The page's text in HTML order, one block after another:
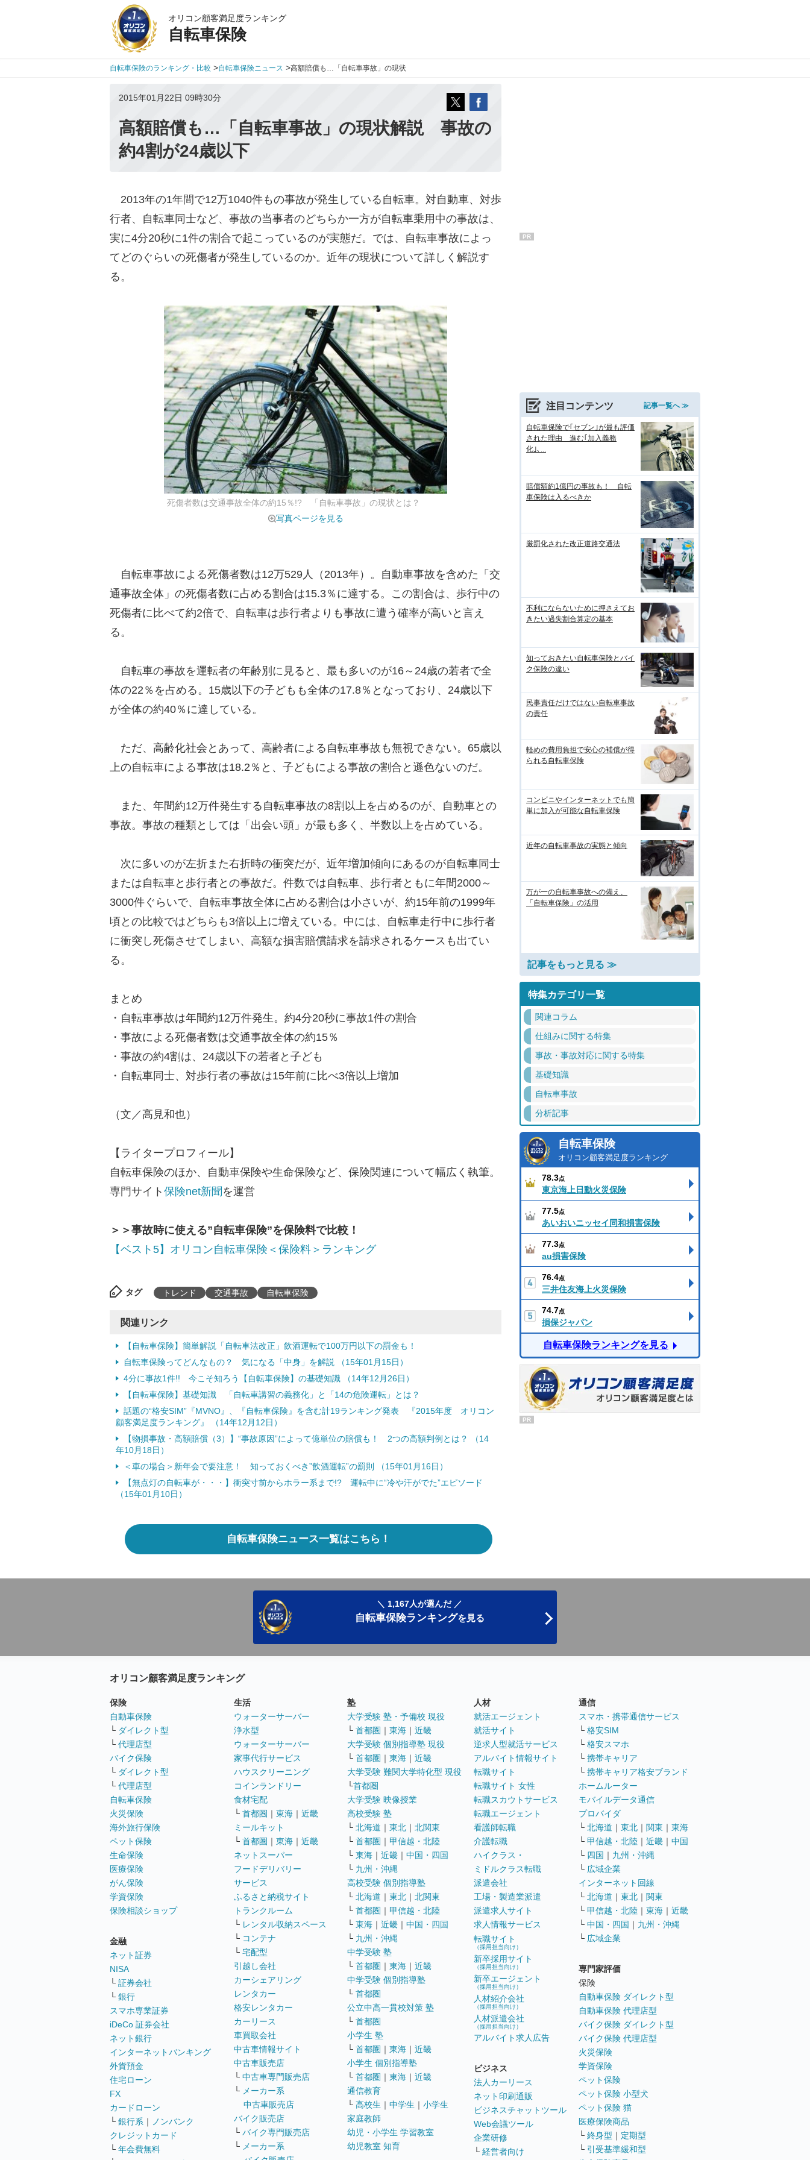
オリコン顧客満足度ランキング
自転車保険
自転車保険のランキング・比較 >自転車保険ニュース >高額賠償も…「自転車事故」の現状
2015年01月22日 09時30分
高額賠償も…「自転車事故」の現状解説 事故の
約4割が24歳以下
2013年の1年間で12万1040件もの事故が発生している自転車。対自動車、対歩
行者、自転車同士など、事故の当事者のどちらか一方が自転車乗用中の事故は、
実に4分20秒に1件の割合で起こっているのが実態だ。では、自転車事故によっ
てどのぐらいの死傷者が発生しているのか。近年の現状について詳しく解説す
る。
死傷者数は交通事故全体の約15％!? 「自転車事故」の現状とは？
写真ページを見る
自転車事故による死傷者数は12万529人（2013年）。自動車事故を含めた「交
通事故全体」の死傷者数に占める割合は15.3％に達する。この割合は、歩行中の
死傷者に比べて約2倍で、自転車は歩行者よりも事故に遭う確率が高いと言え
る。
自転車の事故を運転者の年齢別に見ると、最も多いのが16～24歳の若者で全
体の22％を占める。15歳以下の子どもも全体の17.8％となっており、24歳以下
が全体の約40％に達している。
ただ、高齢化社会とあって、高齢者による自転車事故も無視できない。65歳以
上の自転車による事故は18.2％と、子どもによる事故の割合と遜色ないのだ。
また、年間約12万件発生する自転車事故の8割以上を占めるのが、自動車との
事故。事故の種類としては「出会い頭」が最も多く、半数以上を占めている。
次に多いのが左折また右折時の衝突だが、近年増加傾向にあるのが自転車同士
または自転車と歩行者との事故だ。件数では自転車、歩行者ともに年間2000～
3000件ぐらいで、自転車事故全体に占める割合は小さいが、約15年前の1999年
頃との比較ではどちらも3倍以上に増えている。中には、自転車走行中に歩行者
に衝突し死傷させてしまい、高額な損害賠償請求を請求されるケースも出てい
る。
まとめ
・自転車事故は年間約12万件発生。約4分20秒に事故1件の割合
・事故による死傷者数は交通事故全体の約15％
・事故の約4割は、24歳以下の若者と子ども
・自転車同士、対歩行者の事故は15年前に比べ3倍以上増加
（文／高見和也）
【ライタープロフィール】
自転車保険のほか、自動車保険や生命保険など、保険関連について幅広く執筆。
専門サイト 保険net新聞 を運営
＞＞事故時に使える”自転車保険”を保険料で比較！
【ベスト5】オリコン自転車保険＜保険料＞ランキング
タグ トレンド 交通事故 自転車保険
関連リンク
【自転車保険】簡単解説「自転車法改正」飲酒運転で100万円以下の罰金も！
自転車保険ってどんなもの？ 気になる「中身」を解説 （15年01月15日）
4分に事故1件!! 今こそ知ろう【自転車保険】の基礎知識 （14年12月26日）
【自転車保険】基礎知識 「自転車講習の義務化」と「14の危険運転」とは？
話題の“格安SIM”『MVNO』、『自転車保険』を含む計19ランキング発表 『2015年度 オリコン
顧客満足度ランキング』 （14年12月12日）
【物損事故・高額賠償（3）】“事故原因”によって億単位の賠償も！ 2つの高額判例とは？ （14
年10月18日）
＜車の場合＞新年会で要注意！ 知っておくべき”飲酒運転”の罰則 （15年01月16日）
【無点灯の自転車が・・・】衝突寸前からホラー系まで!? 運転中に“冷や汗がでた”エピソード
（15年01月10日）
自転車保険ニュース一覧はこちら！
PR
注目コンテンツ 記事一覧へ ≫
自転車保険で｢セブン｣が最も評価
された理由 進む｢加入義務
化｣､...
賠償額約1億円の事故も！ 自転
車保険は入るべきか
厳罰化された改正道路交通法
不利にならないために押さえてお
きたい過失割合算定の基本
知っておきたい自転車保険とバイ
ク保険の違い
民事責任だけではない自転車事故
の責任
軽めの費用負担で安心の補償が得
られる自転車保険
コンビニやインターネットでも簡
単に加入が可能な自転車保険
近年の自転車事故の実態と傾向
万が一の自転車事故への備え、
「自転車保険」の活用
記事をもっと見る ≫
特集カテゴリ一覧
関連コラム
仕組みに関する特集
事故・事故対応に関する特集
基礎知識
自転車事故
分析記事
自転車保険
オリコン顧客満足度ランキング
78.3点
東京海上日動火災保険
77.5点
あいおいニッセイ同和損害保険
77.3点
au損害保険
76.4点
三井住友海上火災保険
74.7点
損保ジャパン
自転車保険ランキングを見る
PR
＼ 1,167人が選んだ ／
自転車保険ランキングを見る
オリコン顧客満足度ランキング
保険
自動車保険
└ ダイレクト型
└ 代理店型
バイク保険
└ ダイレクト型
└ 代理店型
自転車保険
火災保険
海外旅行保険
ペット保険
生命保険
医療保険
がん保険
学資保険
保険相談ショップ
金融
ネット証券
NISA
└ 証券会社
└ 銀行
スマホ専業証券
iDeCo 証券会社
ネット銀行
インターネットバンキング
外貨預金
住宅ローン
FX
カードローン
└ 銀行系 ｜
ノンバンク
クレジットカード
└ 年会費無料
生活
ウォーターサーバー
浄水型
ウォーターサーバー
家事代行サービス
ハウスクリーニング
コインランドリー
食材宅配
└ 首都圏 ｜ 東海 ｜ 近畿
ミールキット
└ 首都圏 ｜ 東海 ｜ 近畿
ネットスーパー
フードデリバリー
サービス
ふるさと納税サイト
トランクルーム
└ レンタル収納スペース
└ コンテナ
└ 宅配型
引越し会社
カーシェアリング
レンタカー
格安レンタカー
カーリース
車買取会社
中古車情報サイト
中古車販売店
└ 中古車専門販売店
└ メーカー系
中古車販売店
バイク販売店
└ バイク専門販売店
└ メーカー系
塾
大学受験 塾・予備校 現役
└ 首都圏 ｜ 東海 ｜ 近畿
大学受験 個別指導塾 現役
└ 首都圏 ｜ 東海 ｜ 近畿
大学受験 難関大学特化型 現役
└首都圏
大学受験 映像授業
高校受験 塾
└ 北海道 ｜ 東北 ｜ 北関東
└ 首都圏 ｜ 甲信越・北陸
└ 東海 ｜ 近畿 ｜ 中国・四国
└ 九州・沖縄
高校受験 個別指導塾
└ 北海道 ｜ 東北 ｜ 北関東
└ 首都圏 ｜ 甲信越・北陸
└ 東海 ｜ 近畿 ｜ 中国・四国
└ 九州・沖縄
中学受験 塾
└ 首都圏 ｜ 東海 ｜ 近畿
中学受験 個別指導塾
└ 首都圏
公立中高一貫校対策 塾
└ 首都圏
小学生 塾
└ 首都圏 ｜ 東海 ｜ 近畿
小学生 個別指導塾
└ 首都圏 ｜ 東海 ｜ 近畿
通信教育
└ 高校生 ｜ 中学生 ｜ 小学生
家庭教師
幼児・小学生 学習教室
幼児教室 知育
人材
就活エージェント
就活サイト
逆求人型就活サービス
アルバイト情報サイト
転職サイト
転職サイト 女性
転職スカウトサービス
転職エージェント
看護師転職
介護転職
ハイクラス・
ミドルクラス転職
派遣会社
工場・製造業派遣
派遣求人サイト
求人情報サービス
転職サイト
（採用担当向け）
新卒採用サイト
（採用担当向け）
新卒エージェント
（採用担当向け）
人材紹介会社
（採用担当向け）
人材派遣会社
（採用担当向け）
アルバイト求人広告
ビジネス
法人カーリース
ネット印刷通販
ビジネスチャットツール
Web会議ツール
企業研修
└ 経営者向け
通信
スマホ・携帯通信サービス
└ 格安SIM
└ 格安スマホ
└ 携帯キャリア
└ 携帯キャリア格安ブランド
ホームルーター
モバイルデータ通信
プロバイダ
└ 北海道 ｜ 東北 ｜ 関東 ｜ 東海
└ 甲信越・北陸 ｜ 近畿 ｜ 中国
└ 四国 ｜ 九州・沖縄
└ 広域企業
インターネット回線
└ 北海道 ｜ 東北 ｜ 関東
└ 甲信越・北陸 ｜ 東海 ｜ 近畿
└ 中国・四国 ｜ 九州・沖縄
└ 広域企業
専門家評価
保険
自動車保険 ダイレクト型
自動車保険 代理店型
バイク保険 ダイレクト型
バイク保険 代理店型
火災保険
学資保険
ペット保険
ペット保険 小型犬
ペット保険 猫
医療保険商品
└ 終身型 ｜ 定期型
└ 引受基準緩和型